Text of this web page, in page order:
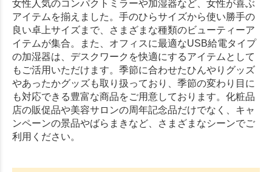
女性人気のコンパクトミラーや加湿器など、女性が喜ぶ
アイテムを揃えました。手のひらサイズから使い勝手の
良い卓上サイズまで、さまざまな種類のビューティーア
イテムが集合。また、オフィスに最適なUSB給電タイプ
の加湿器は、デスクワークを快適にするアイテムとして
もご活用いただけます。季節に合わせたひんやりグッズ
やあったかグッズも取り扱っており、季節の変わり目に
も対応できる豊富な商品をご用意しております。化粧品
店の販促品や美容サロンの周年記念品だけでなく、キャ
ンペーンの景品やばらまきなど、さまざまなシーンでご
利用ください。